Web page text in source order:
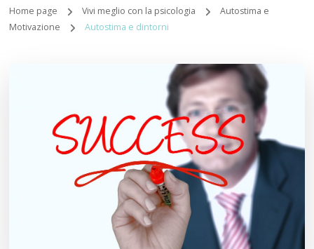
Home page Vivi meglio con la psicologia
Autostima e
Motivazione
Autostima e dintorni